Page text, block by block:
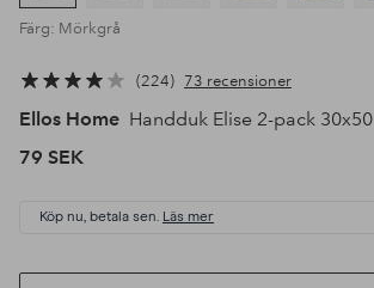
Färg: Mörkgrå
224 73 recensioner
Ellos Home Handduk Elise 2-pack 30x50
79 SEK
Köp nu, betala sen. Läs mer